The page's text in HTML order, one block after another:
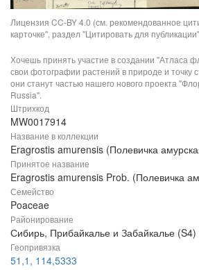
Лицензия CC-BY 4.0 (см. рекомендованное
карточке", раздел "Цитировать для
Хочешь принять участие в создании "Атласа
свои фотографии растений в природе и точку
они станут частью нашего нового проекта
Russia".
Штрихкод
MW0017914
Название в коллекции
Eragrostis amurensis (Полевичка
Принятое название
Eragrostis amurensis Prob. (Полевичка
Семейство
Poaceae
Районирование
Сибирь, Прибайкалье и Забайкалье (S4)
Геопривязка
51,1, 114,5333